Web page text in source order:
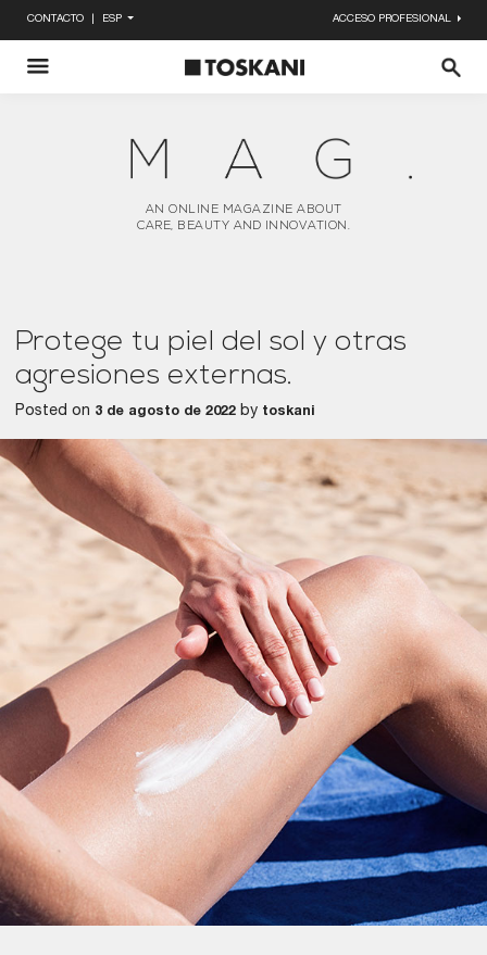
CONTACTO ESP ACCESO PROFESIONAL
AN ONLINE MAGAZINE ABOUT
CARE, BEAUTY AND INNOVATION.
Protege tu piel del sol y otras
agresiones externas.
Posted on 3 de agosto de 2022 by toskani